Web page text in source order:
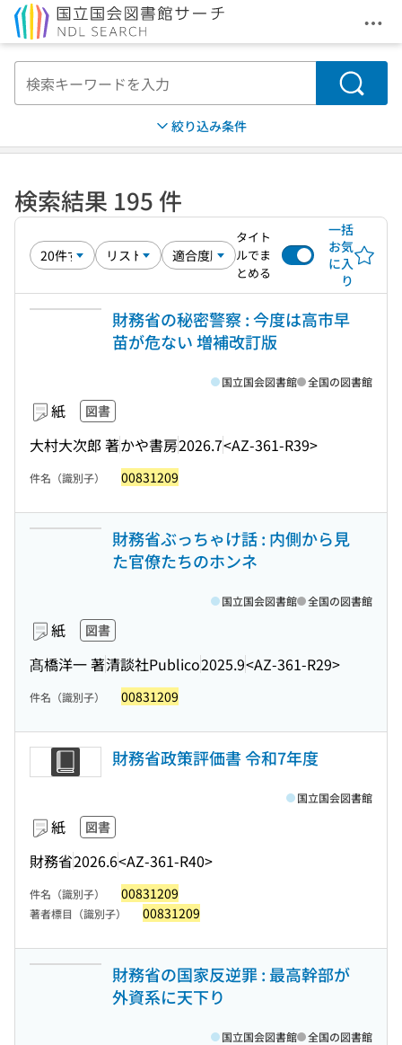
メ
検索
絞り込み条件
検索結果 195 件
タイト
ルでま
とめる
一括
お気
に入
り
財務省の秘密警察 : 今度は高市早
苗が危ない 増補改訂版
紙 図書
大村大次郎 著かや書房2026.7<AZ-361-R39>
国立国会図書館 全国の図書館
件名（識別子） 00831209
財務省ぶっちゃけ話 : 内側から見
た官僚たちのホンネ
紙 図書
髙橋洋一 著清談社Publico2025.9<AZ-361-R29>
国立国会図書館 全国の図書館
件名（識別子） 00831209
財務省政策評価書 令和7年度
紙 図書
財務省2026.6<AZ-361-R40>
国立国会図書館
件名（識別子） 00831209
著者標目（識別子） 00831209
財務省の国家反逆罪 : 最高幹部が
外資系に天下り
国立国会図書館 全国の図書館